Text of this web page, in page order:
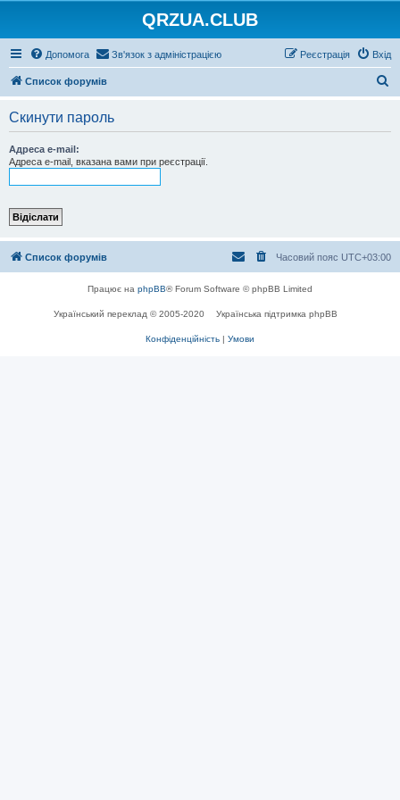
QRZUA.CLUB
Допомога Зв'язок з адміністрацією Вхід
Реєстрація
Список форумів
Скинути пароль
Адреса e-mail:
Адреса e-mail, вказана вами при реєстрації.
Список форумів Часовий пояс UTC+03:00
Працює на phpBB® Forum Software © phpBB Limited
Український переклад © 2005-2020 Українська підтримка phpBB
Конфіденційність | Умови